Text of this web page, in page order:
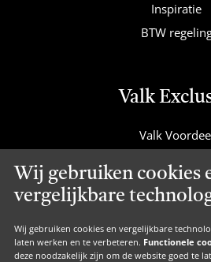
Wij gebruiken cookies
vergelijkbare
Wij gebruiken cookies en vergelijkbare
laten werken en te verbeteren. Functionele
deze noodzakelijk zijn om de website goed te
Inspiratie
BTW
Valk
Valk
Valk Suites
Valk Jobs
Valk Exclusief
Valk Voor